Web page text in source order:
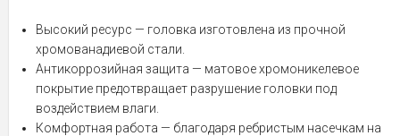
Высокий ресурс — головка изготовлена из прочной
хромованадиевой стали.
Антикоррозийная защита — матовое хромоникелевое
покрытие предотвращает разрушение головки под
воздействием влаги.
Комфортная работа — благодаря ребристым насечкам на